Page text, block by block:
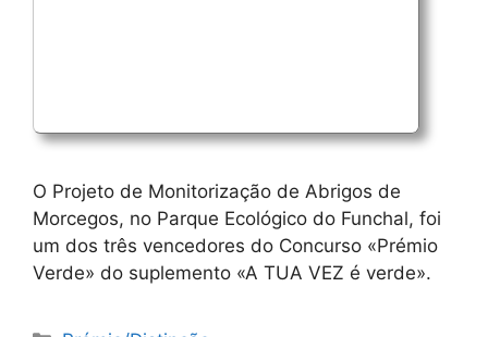
O Projeto de Monitorização de Abrigos de
Morcegos, no Parque Ecológico do Funchal, foi
um dos três vencedores do Concurso «Prémio
Verde» do suplemento «A TUA VEZ é verde».